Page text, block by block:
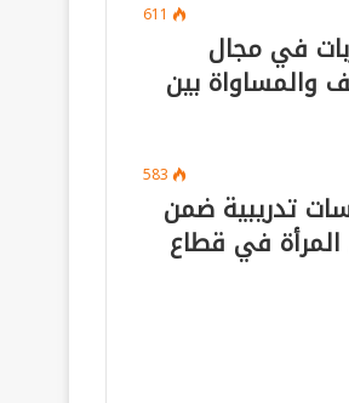
611
في مجال
والمساواة بين
583
تدريبية ضمن
في قطاع